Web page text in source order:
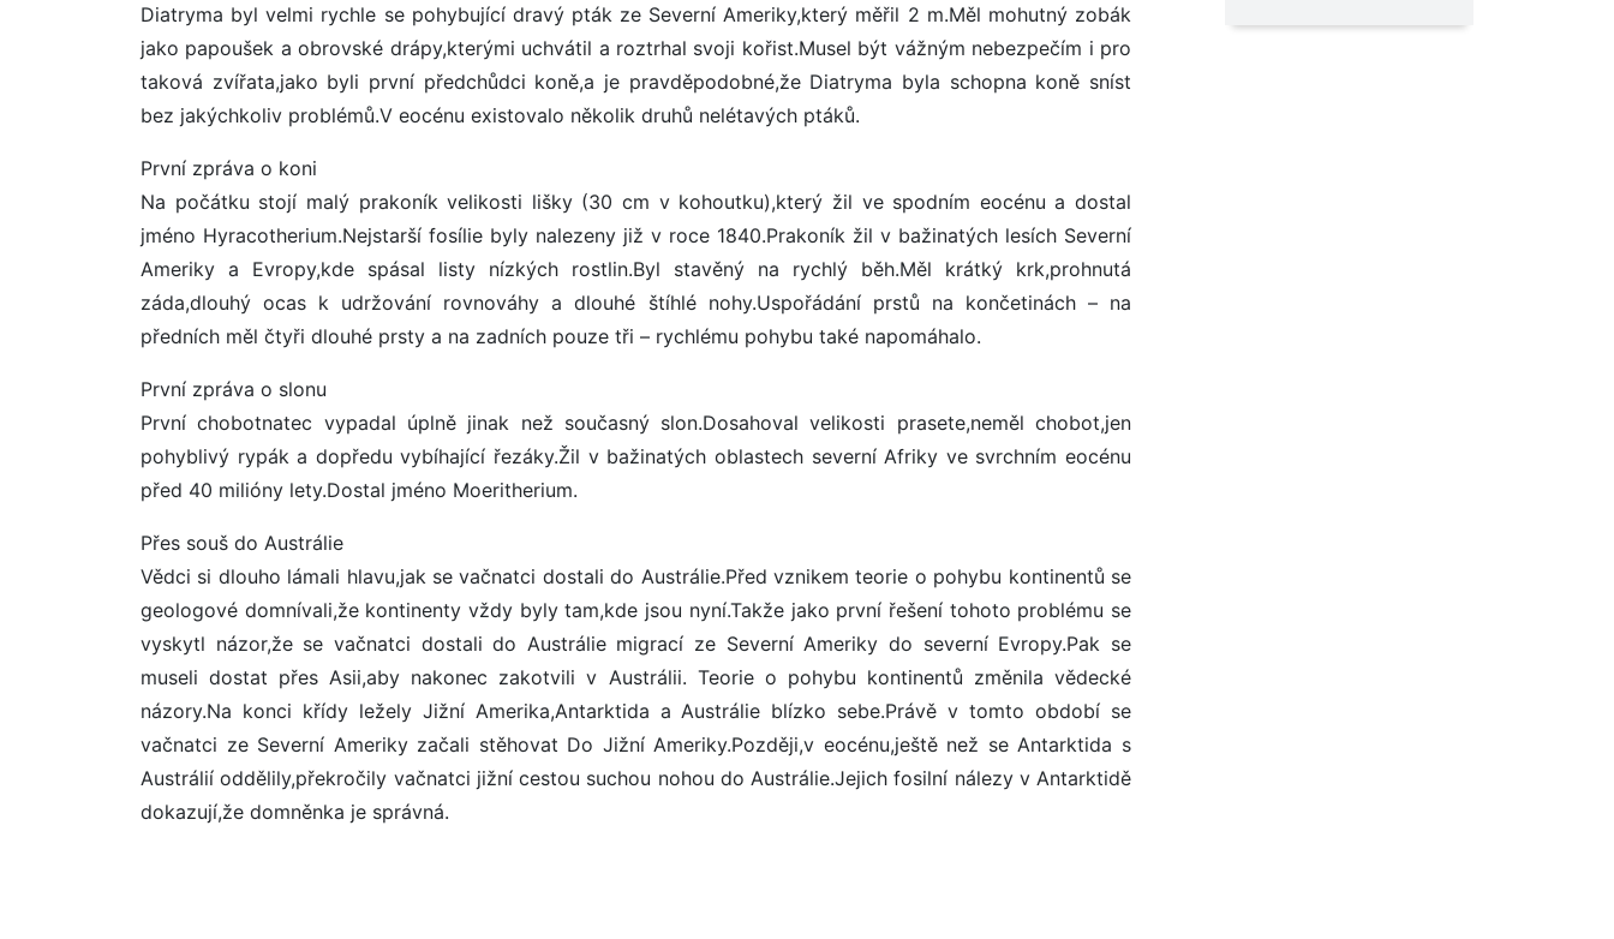
Diatryma byl velmi rychle se pohybující dravý pták ze Severní Ameriky,který měřil 2 m.Měl mohutný zobák
jako papoušek a obrovské drápy,kterými uchvátil a roztrhal svoji kořist.Musel být vážným nebezpečím i pro
taková zvířata,jako byli první předchůdci koně,a je pravděpodobné,že Diatryma byla schopna koně sníst
bez jakýchkoliv problémů.V eocénu existovalo několik druhů nelétavých ptáků.
První zpráva o koni
Na počátku stojí malý prakoník velikosti lišky (30 cm v kohoutku),který žil ve spodním eocénu a dostal
jméno Hyracotherium.Nejstarší fosílie byly nalezeny již v roce 1840.Prakoník žil v bažinatých lesích Severní
Ameriky a Evropy,kde spásal listy nízkých rostlin.Byl stavěný na rychlý běh.Měl krátký krk,prohnutá
záda,dlouhý ocas k udržování rovnováhy a dlouhé štíhlé nohy.Uspořádání prstů na končetinách – na
předních měl čtyři dlouhé prsty a na zadních pouze tři – rychlému pohybu také napomáhalo.
První zpráva o slonu
První chobotnatec vypadal úplně jinak než současný slon.Dosahoval velikosti prasete,neměl chobot,jen
pohyblivý rypák a dopředu vybíhající řezáky.Žil v bažinatých oblastech severní Afriky ve svrchním eocénu
před 40 milióny lety.Dostal jméno Moeritherium.
Přes souš do Austrálie
Vědci si dlouho lámali hlavu,jak se vačnatci dostali do Austrálie.Před vznikem teorie o pohybu kontinentů se
geologové domnívali,že kontinenty vždy byly tam,kde jsou nyní.Takže jako první řešení tohoto problému se
vyskytl názor,že se vačnatci dostali do Austrálie migrací ze Severní Ameriky do severní Evropy.Pak se
museli dostat přes Asii,aby nakonec zakotvili v Austrálii. Teorie o pohybu kontinentů změnila vědecké
názory.Na konci křídy ležely Jižní Amerika,Antarktida a Austrálie blízko sebe.Právě v tomto období se
vačnatci ze Severní Ameriky začali stěhovat Do Jižní Ameriky.Později,v eocénu,ještě než se Antarktida s
Austrálií oddělily,překročily vačnatci jižní cestou suchou nohou do Austrálie.Jejich fosilní nálezy v Antarktidě
dokazují,že domněnka je správná.